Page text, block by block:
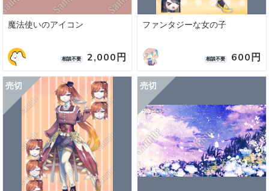
魔法使いのアイコン
相談不要 2,000円
ファンタジーな女の子
相談不要 600円